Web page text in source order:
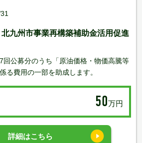
北九州市事業再構築補助金活用促進
回公募分のうち「原油価格・物価高騰等
る費用の一部を助成します。
50万円
詳細はこちら